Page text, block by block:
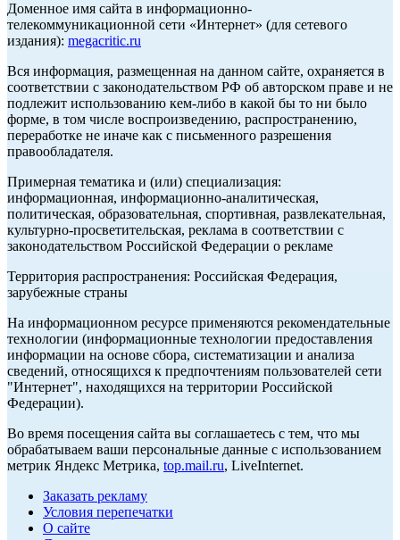
Доменное имя сайта в информационно-
телекоммуникационной сети «Интернет» (для сетевого
издания): megacritic.ru
Вся информация, размещенная на данном сайте, охраняется в
соответствии с законодательством РФ об авторском праве и не
подлежит использованию кем-либо в какой бы то ни было
форме, в том числе воспроизведению, распространению,
переработке не иначе как с письменного разрешения
правообладателя.
Примерная тематика и (или) специализация:
информационная, информационно-аналитическая,
политическая, образовательная, спортивная, развлекательная,
культурно-просветительская, реклама в соответствии с
законодательством Российской Федерации о рекламе
Территория распространения: Российская Федерация,
зарубежные страны
На информационном ресурсе применяются рекомендательные
технологии (информационные технологии предоставления
информации на основе сбора, систематизации и анализа
сведений, относящихся к предпочтениям пользователей сети
"Интернет", находящихся на территории Российской
Федерации).
Во время посещения сайта вы соглашаетесь с тем, что мы
обрабатываем ваши персональные данные с использованием
метрик Яндекс Метрика, top.mail.ru, LiveInternet.
Заказать рекламу
Условия перепечатки
О сайте